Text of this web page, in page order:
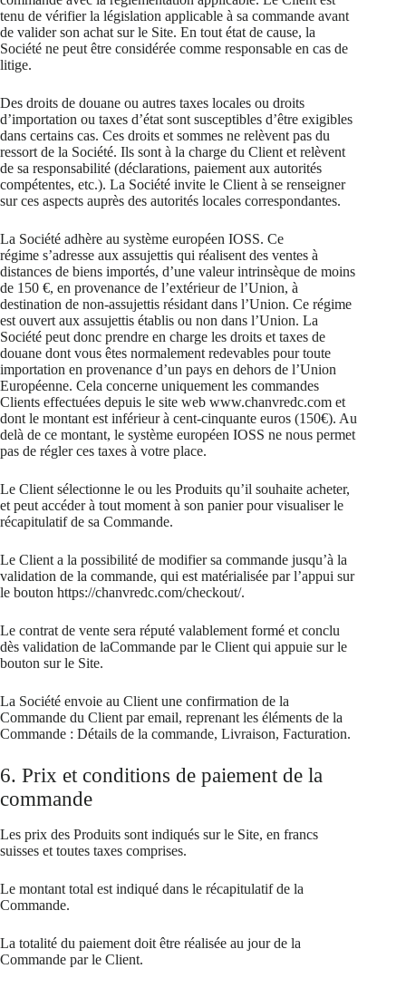
tenu de vérifier la législation applicable à sa commande avant
de valider son achat sur le Site. En tout état de cause, la
Société ne peut être considérée comme responsable en cas de
litige.
Des droits de douane ou autres taxes locales ou droits
d’importation ou taxes d’état sont susceptibles d’être exigibles
dans certains cas. Ces droits et sommes ne relèvent pas du
ressort de la Société. Ils sont à la charge du Client et relèvent
de sa responsabilité (déclarations, paiement aux autorités
compétentes, etc.). La Société invite le Client à se renseigner
sur ces aspects auprès des autorités locales correspondantes.
La Société adhère au système européen IOSS. Ce
régime s’adresse aux assujettis qui réalisent des ventes à
distances de biens importés, d’une valeur intrinsèque de moins
de 150 €, en provenance de l’extérieur de l’Union, à
destination de non-assujettis résidant dans l’Union. Ce régime
est ouvert aux assujettis établis ou non dans l’Union. La
Société peut donc prendre en charge les droits et taxes de
douane dont vous êtes normalement redevables pour toute
importation en provenance d’un pays en dehors de l’Union
Européenne. Cela concerne uniquement les commandes
Clients effectuées depuis le site web www.chanvredc.com et
dont le montant est inférieur à cent-cinquante euros (150€). Au
delà de ce montant, le système européen IOSS ne nous permet
pas de régler ces taxes à votre place.
Le Client sélectionne le ou les Produits qu’il souhaite acheter,
et peut accéder à tout moment à son panier pour visualiser le
récapitulatif de sa Commande.
Le Client a la possibilité de modifier sa commande jusqu’à la
validation de la commande, qui est matérialisée par l’appui sur
le bouton https://chanvredc.com/checkout/.
Le contrat de vente sera réputé valablement formé et conclu
dès validation de laCommande par le Client qui appuie sur le
bouton sur le Site.
La Société envoie au Client une confirmation de la
Commande du Client par email, reprenant les éléments de la
Commande : Détails de la commande, Livraison, Facturation.
6. Prix et conditions de paiement de la
commande
Les prix des Produits sont indiqués sur le Site, en francs
suisses et toutes taxes comprises.
Le montant total est indiqué dans le récapitulatif de la
Commande.
La totalité du paiement doit être réalisée au jour de la
Commande par le Client.